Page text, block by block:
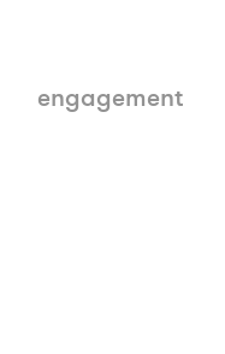
engagement